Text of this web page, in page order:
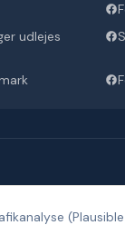
udlejes